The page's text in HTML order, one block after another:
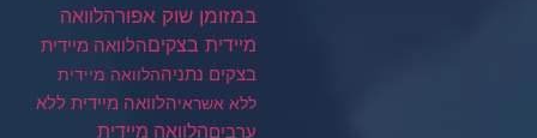
במזומן שוק אפורהלוואה
מיידית בצקיםהלוואה מיידית
בצקים נתניההלוואה מיידית
ללא אשראיהלוואה מיידית ללא
ערביםהלוואה מיידית